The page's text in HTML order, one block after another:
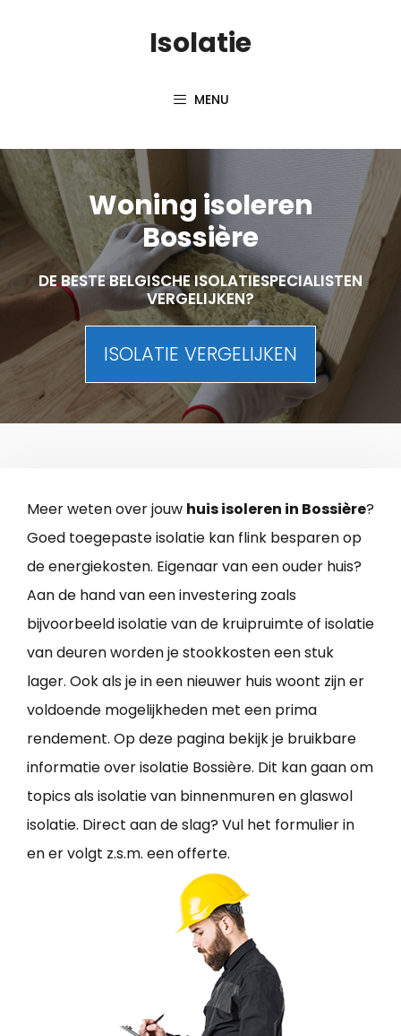
Isolatie
MENU
Woning isoleren
Bossière
DE BESTE BELGISCHE ISOLATIESPECIALISTEN
VERGELIJKEN?
ISOLATIE VERGELIJKEN
Meer weten over jouw huis isoleren in Bossière?
Goed toegepaste isolatie kan flink besparen op
de energiekosten. Eigenaar van een ouder huis?
Aan de hand van een investering zoals
bijvoorbeeld isolatie van de kruipruimte of isolatie
van deuren worden je stookkosten een stuk
lager. Ook als je in een nieuwer huis woont zijn er
voldoende mogelijkheden met een prima
rendement. Op deze pagina bekijk je bruikbare
informatie over isolatie Bossière. Dit kan gaan om
topics als isolatie van binnenmuren en glaswol
isolatie. Direct aan de slag? Vul het formulier in
en er volgt z.s.m. een offerte.